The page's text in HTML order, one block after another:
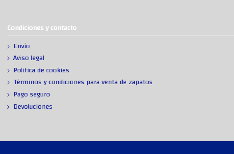
Condiciones y contacto
Envío
Aviso legal
Politica de cookies
Términos y condiciones para venta de zapatos
Pago seguro
Devoluciones